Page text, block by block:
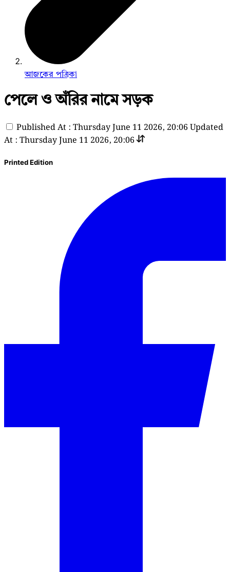
আজকের পত্রিকা
পেলে ও অঁরির নামে সড়ক
Published At : Thursday June 11 2026, 20:06 Updated
At : Thursday June 11 2026, 20:06
Printed Edition